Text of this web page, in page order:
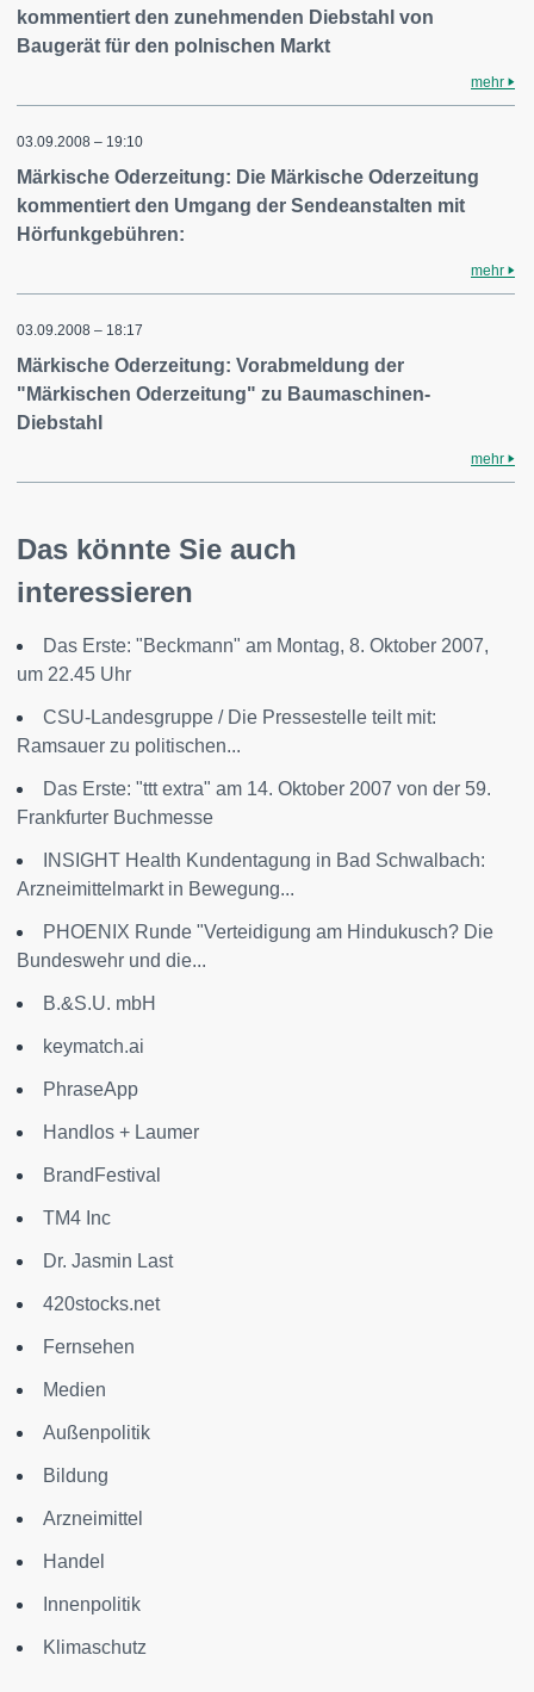
kommentiert den zunehmenden Diebstahl von
Baugerät für den polnischen Markt
mehr
03.09.2008 – 19:10
Märkische Oderzeitung: Die Märkische Oderzeitung
kommentiert den Umgang der Sendeanstalten mit
Hörfunkgebühren:
mehr
03.09.2008 – 18:17
Märkische Oderzeitung: Vorabmeldung der
"Märkischen Oderzeitung" zu Baumaschinen-
Diebstahl
mehr
Das könnte Sie auch
interessieren
Das Erste: "Beckmann" am Montag, 8. Oktober 2007,
um 22.45 Uhr
CSU-Landesgruppe / Die Pressestelle teilt mit:
Ramsauer zu politischen...
Das Erste: "ttt extra" am 14. Oktober 2007 von der 59.
Frankfurter Buchmesse
INSIGHT Health Kundentagung in Bad Schwalbach:
Arzneimittelmarkt in Bewegung...
PHOENIX Runde "Verteidigung am Hindukusch? Die
Bundeswehr und die...
B.&S.U. mbH
keymatch.ai
PhraseApp
Handlos + Laumer
BrandFestival
TM4 Inc
Dr. Jasmin Last
420stocks.net
Fernsehen
Medien
Außenpolitik
Bildung
Arzneimittel
Handel
Innenpolitik
Klimaschutz